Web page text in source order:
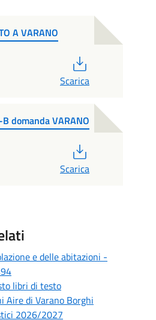
A VARANO
Scarica
domanda VARANO
Scarica
e delle abitazioni -
libri di testo
Aire di Varano Borghi
2026/2027